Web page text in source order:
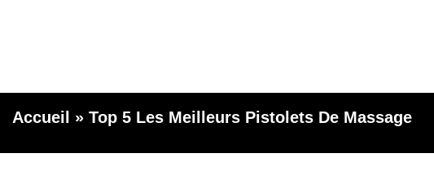
Accueil » Top 5 Les Meilleurs Pistolets De Massage